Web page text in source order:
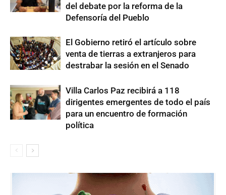
del debate por la reforma de la
Defensoría del Pueblo
El Gobierno retiró el artículo sobre
venta de tierras a extranjeros para
destrabar la sesión en el Senado
Villa Carlos Paz recibirá a 118
dirigentes emergentes de todo el país
para un encuentro de formación
política